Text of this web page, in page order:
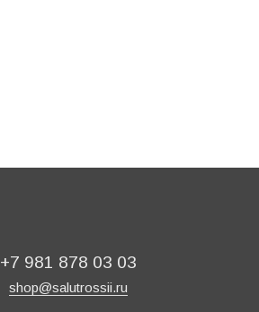
+7 981 878 03 03
shop@salutrossii.ru